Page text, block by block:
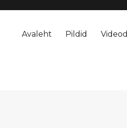
Avaleht Pildid Videod